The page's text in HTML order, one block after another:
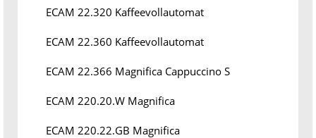
ECAM 22.320 Kaffeevollautomat
ECAM 22.360 Kaffeevollautomat
ECAM 22.366 Magnifica Cappuccino S
ECAM 220.20.W Magnifica
ECAM 220.22.GB Magnifica